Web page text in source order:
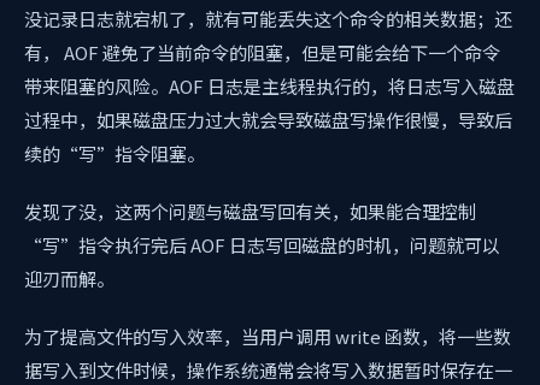
没记录日志就宕机了，就有可能丢失这个命令的相关数据；还
有， AOF 避免了当前命令的阻塞，但是可能会给下一个命令
带来阻塞的风险。AOF 日志是主线程执行的，将日志写入磁盘
过程中，如果磁盘压力过大就会导致磁盘写操作很慢，导致后
续的“写”指令阻塞。
发现了没，这两个问题与磁盘写回有关，如果能合理控制
“写”指令执行完后 AOF 日志写回磁盘的时机，问题就可以
迎刃而解。
为了提高文件的写入效率，当用户调用 write 函数，将一些数
据写入到文件时候，操作系统通常会将写入数据暂时保存在一